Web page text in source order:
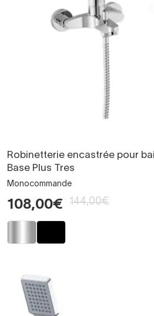
Robinetterie encastrée pour
Base Plus Tres
Monocommande
108,00€ 144,00€